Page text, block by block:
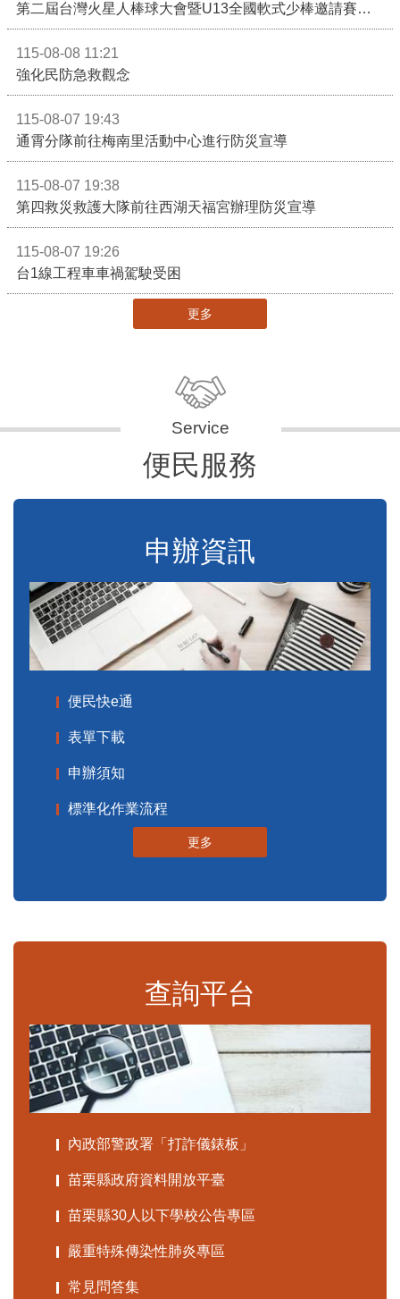
第二屆台灣火星人棒球大會暨U13全國軟式少棒邀請賽在苗栗舉辦
115-08-08 11:21
強化民防急救觀念
115-08-07 19:43
通霄分隊前往梅南里活動中心進行防災宣導
115-08-07 19:38
第四救災救護大隊前往西湖天福宮辦理防災宣導
115-08-07 19:26
台1線工程車車禍駕駛受困
更多
便民服務
申辦資訊
便民快e通
表單下載
申辦須知
標準化作業流程
更多
查詢平台
內政部警政署「打詐儀錶板」
苗栗縣政府資料開放平臺
苗栗縣30人以下學校公告專區
嚴重特殊傳染性肺炎專區
常見問答集